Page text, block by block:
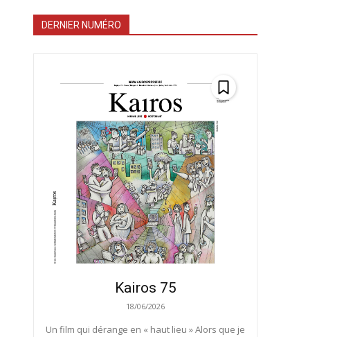
DERNIER NUMÉRO
Kairos 75
18/06/2026
Un film qui dérange en « haut lieu » Alors que je